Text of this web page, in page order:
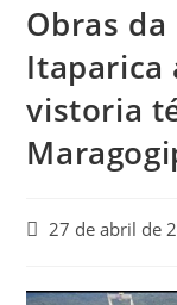
Obras da
Itaparica
vistoria
27 de abril de